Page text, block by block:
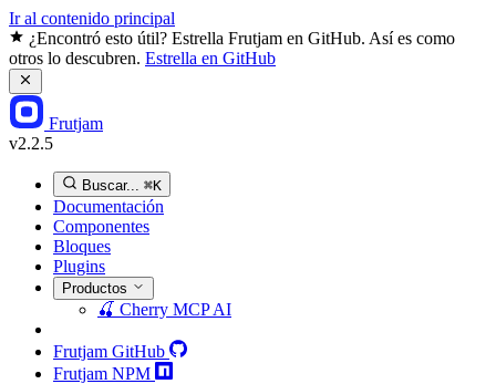
Ir al contenido principal
¿Encontró esto útil? Estrella Frutjam en GitHub. Así es como
otros lo descubren. Estrella en GitHub
Frutjam
v2.2.5
Buscar... ⌘K
Documentación
Componentes
Bloques
Plugins
Productos
🍒 Cherry MCPAI
Frutjam GitHub
Frutjam NPM